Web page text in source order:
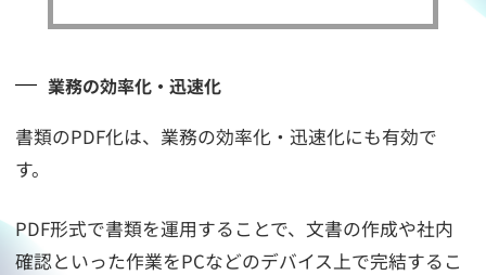
業務の効率化・迅速化
書類のPDF化は、業務の効率化・迅速化にも有効で
す。
PDF形式で書類を運用することで、文書の作成や社内
確認といった作業をPCなどのデバイス上で完結するこ